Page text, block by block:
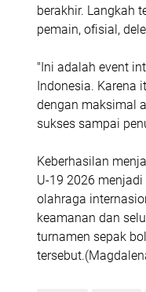
berakhir. Langkah
pemain, ofisial,
"Ini adalah event
Indonesia. Karena
dengan maksimal
sukses sampai
Keberhasilan
U-19 2026
olahraga
keamanan dan
turnamen sepak